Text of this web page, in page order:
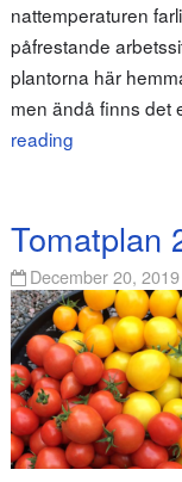
nattemperaturen
påfrestande
plantorna här
men ändå finns det
reading
Tomatplan
December 20, 2019